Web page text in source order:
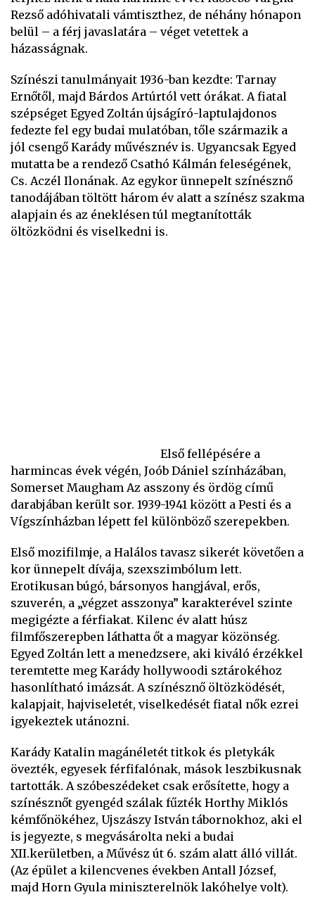
Rezső adóhivatali vámtiszthez, de néhány hónapon
belül – a férj javaslatára – véget vetettek a
házasságnak.
Színészi tanulmányait 1936-ban kezdte: Tarnay
Ernőtől, majd Bárdos Artúrtól vett órákat. A fiatal
szépséget Egyed Zoltán újságíró-laptulajdonos
fedezte fel egy budai mulatóban, tőle származik a
jól csengő Karády művésznév is. Ugyancsak Egyed
mutatta be a rendező Csathó Kálmán feleségének,
Cs. Aczél Ilonának. Az egykor ünnepelt színésznő
tanodájában töltött három év alatt a színész szakma
alapjain és az éneklésen túl megtanították
öltözködni és viselkedni is.
Első fellépésére a
harmincas évek végén, Joób Dániel színházában,
Somerset Maugham Az asszony és ördög című
darabjában került sor. 1939-1941 között a Pesti és a
Vígszínházban lépett fel különböző szerepekben.
Első mozifilmje, a Halálos tavasz sikerét követően a
kor ünnepelt dívája, szexszimbólum lett.
Erotikusan búgó, bársonyos hangjával, erős,
szuverén, a „végzet asszonya” karakterével szinte
megigézte a férfiakat. Kilenc év alatt húsz
filmfőszerepben láthatta őt a magyar közönség.
Egyed Zoltán lett a menedzsere, aki kiváló érzékkel
teremtette meg Karády hollywoodi sztárokéhoz
hasonlítható imázsát. A színésznő öltözködését,
kalapjait, hajviseletét, viselkedését fiatal nők ezrei
igyekeztek utánozni.
Karády Katalin magánéletét titkok és pletykák
övezték, egyesek férfifalónak, mások leszbikusnak
tartották. A szóbeszédeket csak erősítette, hogy a
színésznőt gyengéd szálak fűzték Horthy Miklós
kémfőnökéhez, Ujszászy István tábornokhoz, aki el
is jegyezte, s megvásárolta neki a budai
XII.kerületben, a Művész út 6. szám alatt álló villát.
(Az épület a kilencvenes években Antall József,
majd Horn Gyula miniszterelnök lakóhelye volt).